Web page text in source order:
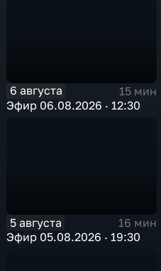
6 августа
15 мин
Эфир 06.08.2026 · 12:30
5 августа
16 мин
Эфир 05.08.2026 · 19:30